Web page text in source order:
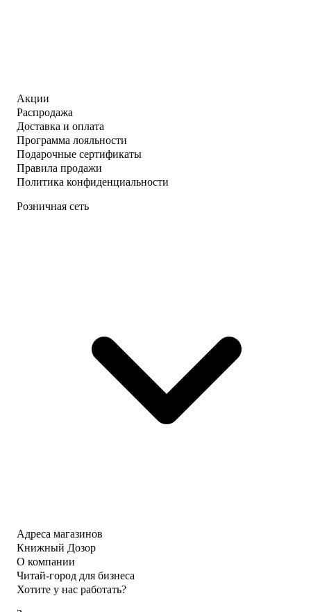
Акции
Распродажа
Доставка и оплата
Программа лояльности
Подарочные сертификаты
Правила продажи
Политика конфиденциальности
Розничная сеть
Адреса магазинов
Книжный Дозор
О компании
Читай-город для бизнеса
Хотите у нас работать?